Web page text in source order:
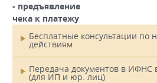
- предъявление
чека к платежу
Главное
меню
Бесплатные консультации по
действиям
Передача документов в ИФНС
(для ИП и юр. лиц)